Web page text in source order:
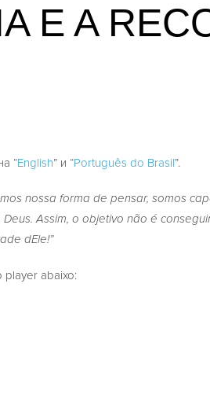
E A
“English” и “Português do Brasil”.
nossa forma de pensar, somos
Assim, o objetivo não é
dEle!”
player abaixo: